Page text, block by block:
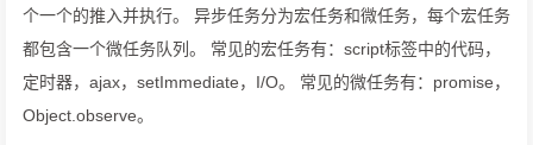
个一个的推入并执行。 异步任务分为宏任务和微任务，每个宏任务
都包含一个微任务队列。 常见的宏任务有：script标签中的代码，
定时器，ajax，setImmediate，I/O。 常见的微任务有：promise，
Object.observe。